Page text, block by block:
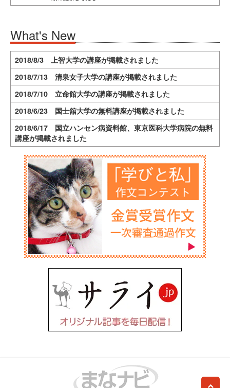
What's New
2018/8/3 上智大学の講座が掲載されました
2018/7/13 清泉女子大学の講座が掲載されました
2018/7/10 立命館大学の講座が掲載されました
2018/6/23 国士舘大学の無料講座が掲載されました
2018/6/17 国立ハンセン病資料館、東京医科大学病院の無料
講座が掲載されました